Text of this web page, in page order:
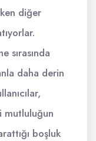
diğer
sırasında
daha derin
mutluluğun
boşluk